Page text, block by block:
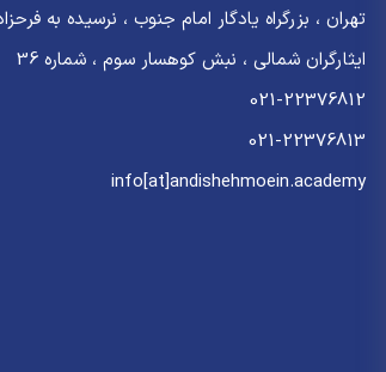
تهران ، بزرگراه یادگار امام جنوب ، نرسیده به
ایثارگران شمالی ، نبش کوهسار سوم ، شماره 36
021-22376812
021-22376813
info[at]andishehmoein.academy